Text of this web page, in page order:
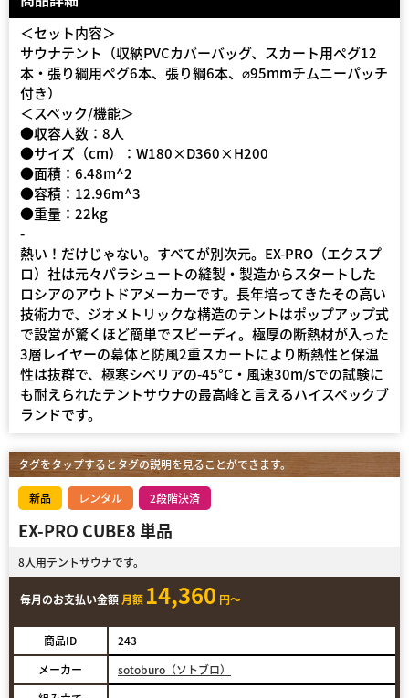
＜セット内容＞
サウナテント（収納PVCカバーバッグ、スカート用ペグ12
本・張り綱用ペグ6本、張り綱6本、⌀95mmチムニーパッチ
付き）
＜スペック/機能＞
●収容人数：8人
●サイズ（cm）：W180×D360×H200
●面積：6.48m^2
●容積：12.96m^3
●重量：22kg
-
熱い！だけじゃない。すべてが別次元。EX-PRO（エクスプ
ロ）社は元々パラシュートの縫製・製造からスタートした
ロシアのアウトドアメーカーです。長年培ってきたその高い
技術力で、ジオメトリックな構造のテントはポップアップ式
で設営が驚くほど簡単でスピーディ。極厚の断熱材が入った
3層レイヤーの幕体と防風2重スカートにより断熱性と保温
性は抜群で、極寒シベリアの-45°C・風速30m/sでの試験に
も耐えられたテントサウナの最高峰と言えるハイスペックブ
ランドです。
タグをタップするとタグの説明を見ることができます。
新品 レンタル 2段階決済
EX-PRO CUBE8 単品
8人用テントサウナです。
毎月のお支払い金額 月額 14,360 円～
商品ID
243
メーカー
sotoburo（ソトブロ）